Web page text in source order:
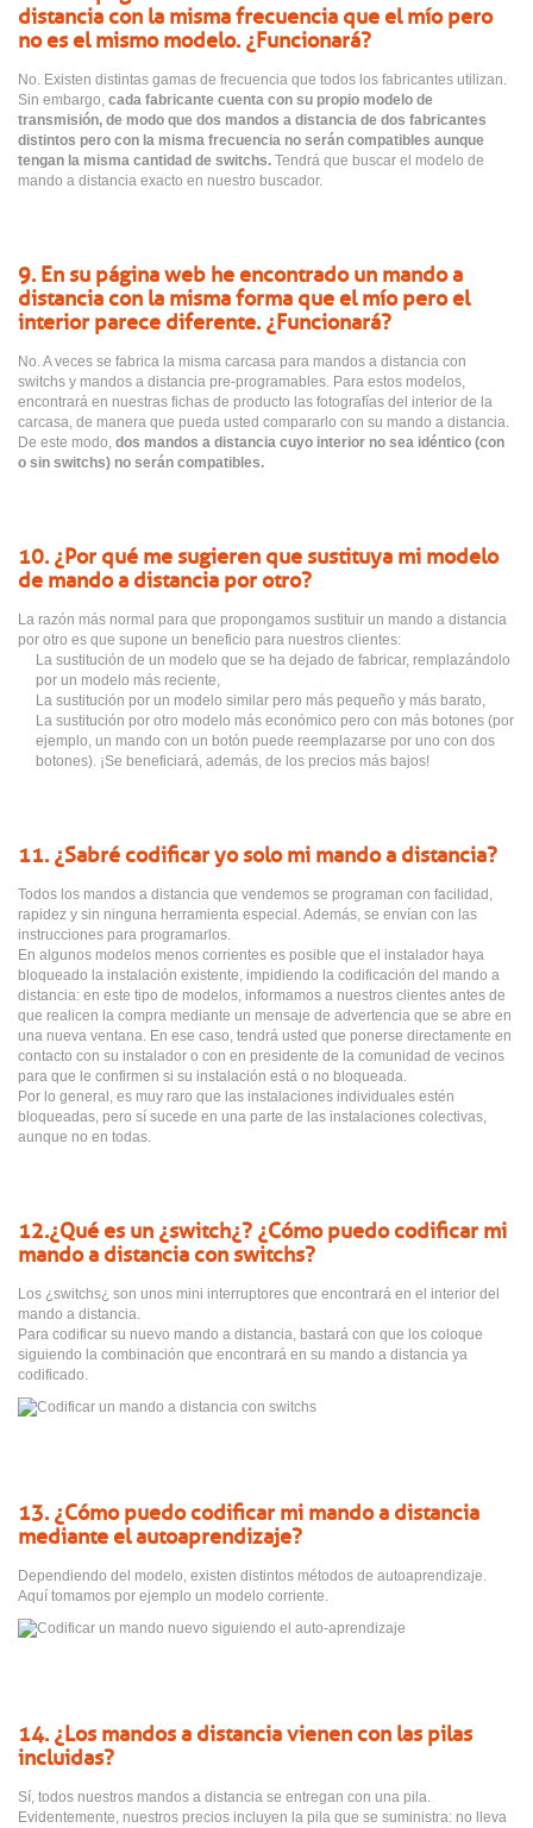
distancia con la misma frecuencia que el mío pero
no es el mismo modelo. ¿Funcionará?
No. Existen distintas gamas de frecuencia que todos los fabricantes utilizan.
Sin embargo, cada fabricante cuenta con su propio modelo de
transmisión, de modo que dos mandos a distancia de dos fabricantes
distintos pero con la misma frecuencia no serán compatibles aunque
tengan la misma cantidad de switchs. Tendrá que buscar el modelo de
mando a distancia exacto en nuestro buscador.
9. En su página web he encontrado un mando a
distancia con la misma forma que el mío pero el
interior parece diferente. ¿Funcionará?
No. A veces se fabrica la misma carcasa para mandos a distancia con
switchs y mandos a distancia pre-programables. Para estos modelos,
encontrará en nuestras fichas de producto las fotografías del interior de la
carcasa, de manera que pueda usted compararlo con su mando a distancia.
De este modo, dos mandos a distancia cuyo interior no sea idéntico (con
o sin switchs) no serán compatibles.
10. ¿Por qué me sugieren que sustituya mi modelo
de mando a distancia por otro?
La razón más normal para que propongamos sustituir un mando a distancia
por otro es que supone un beneficio para nuestros clientes:
La sustitución de un modelo que se ha dejado de fabricar, remplazándolo
por un modelo más reciente,
La sustitución por un modelo similar pero más pequeño y más barato,
La sustitución por otro modelo más económico pero con más botones (por
ejemplo, un mando con un botón puede reemplazarse por uno con dos
botones). ¡Se beneficiará, además, de los precios más bajos!
11. ¿Sabré codificar yo solo mi mando a distancia?
Todos los mandos a distancia que vendemos se programan con facilidad,
rapidez y sin ninguna herramienta especial. Además, se envían con las
instrucciones para programarlos.
En algunos modelos menos corrientes es posible que el instalador haya
bloqueado la instalación existente, impidiendo la codificación del mando a
distancia: en este tipo de modelos, informamos a nuestros clientes antes de
que realicen la compra mediante un mensaje de advertencia que se abre en
una nueva ventana. En ese caso, tendrá usted que ponerse directamente en
contacto con su instalador o con en presidente de la comunidad de vecinos
para que le confirmen si su instalación está o no bloqueada.
Por lo general, es muy raro que las instalaciones individuales estén
bloqueadas, pero sí sucede en una parte de las instalaciones colectivas,
aunque no en todas.
12. ¿Qué es un ¿switch¿? ¿Cómo puedo codificar mi
mando a distancia con switchs?
Los ¿switchs¿ son unos mini interruptores que encontrará en el interior del
mando a distancia.
Para codificar su nuevo mando a distancia, bastará con que los coloque
siguiendo la combinación que encontrará en su mando a distancia ya
codificado.
13. ¿Cómo puedo codificar mi mando a distancia
mediante el autoaprendizaje?
Dependiendo del modelo, existen distintos métodos de autoaprendizaje.
Aquí tomamos por ejemplo un modelo corriente.
14. ¿Los mandos a distancia vienen con las pilas
incluidas?
Sí, todos nuestros mandos a distancia se entregan con una pila.
Evidentemente, nuestros precios incluyen la pila que se suministra: no lleva